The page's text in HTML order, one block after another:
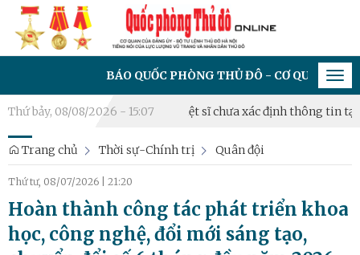
BÁO QUỐC PHÒNG THỦ ĐÔ - CƠ QUAN CỦA ĐẢNG
Thứ bảy, 08/08/2026 - 15:07
khai lấy mẫu hài cốt liệt sĩ chưa xác định thông tin tại Nghĩa
Trang chủ Thời sự-Chính trị Quân đội
Thứ tư, 08/07/2026 21:20
Hoàn thành công tác phát triển khoa
học, công nghệ, đổi mới sáng tạo,